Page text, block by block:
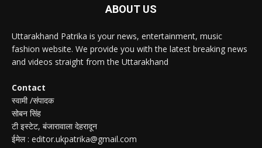
ABOUT US
Uttarakhand Patrika is your news, entertainment, music
fashion website. We provide you with the latest breaking news
and videos straight from the Uttarakhand
Contact
स्वामी /संपादक
सोबन सिंह
टी इस्टेट, बंजारावाला देहरादून
ईमेल : editor.ukpatrika@gmail.com